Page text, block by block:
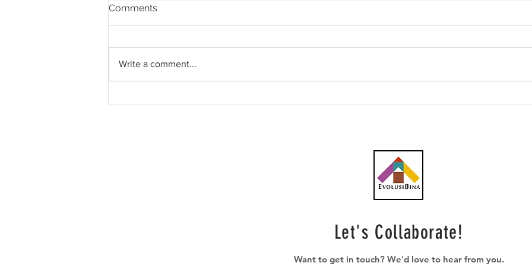
Comments
Write a comment...
Let's Collaborate!
Want to get in touch? We'd love to hear from you.